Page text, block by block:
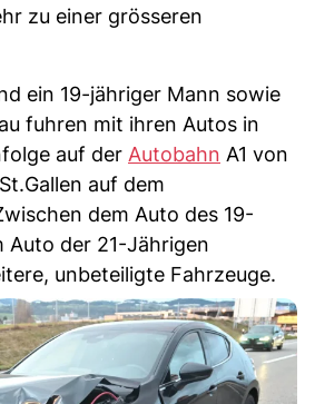
zu einer grösseren
ein 19-jähriger Mann sowie
fuhren mit ihren Autos in
auf der Autobahn A1 von
auf dem
dem Auto des 19-
Auto der 21-Jährigen
unbeteiligte Fahrzeuge.